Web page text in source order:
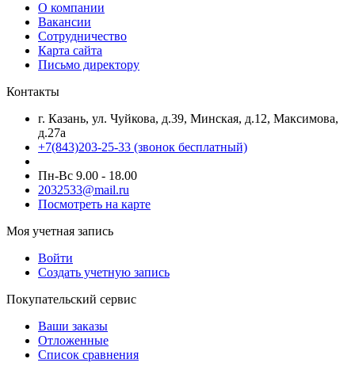
О компании
Вакансии
Сотрудничество
Карта сайта
Письмо директору
Контакты
г. Казань, ул. Чуйкова, д.39, Минская, д.12, Максимова,
д.27а
+7(843)203-25-33 (звонок бесплатный)
Пн-Вс 9.00 - 18.00
2032533@mail.ru
Посмотреть на карте
Моя учетная запись
Войти
Создать учетную запись
Покупательский сервис
Ваши заказы
Отложенные
Список сравнения